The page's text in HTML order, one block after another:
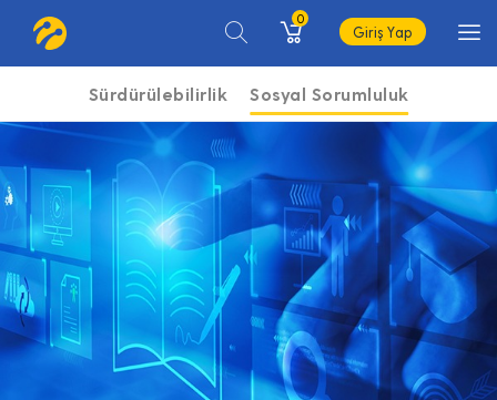
0
Giriş Yap
Sürdürülebilirlik Sosyal Sorumluluk